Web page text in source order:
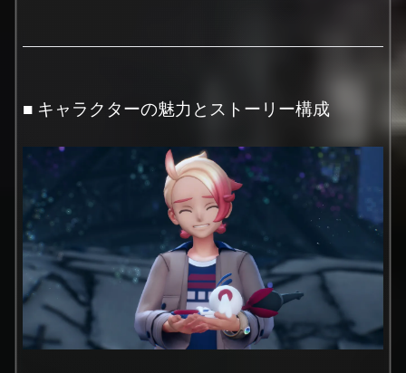
■ キャラクターの魅力とストーリー構成